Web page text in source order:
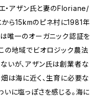
・アザン氏と妻のFloriane/
から15kmのピネ村に1981年
唯一のオーガニック認証を
の地域でビオロジック農法
いが、アザン氏は創業者な
は海に近く、生育に必要な
に塩っぽさを感じる。海に